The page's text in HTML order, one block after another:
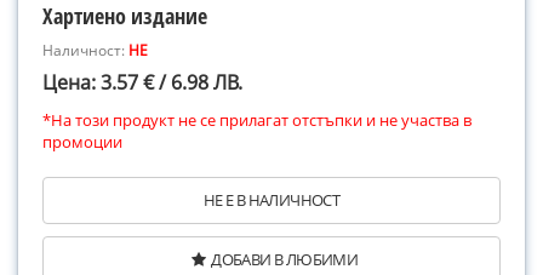
Хартиено издание
Наличност: НЕ
Цена: 3.57 € / 6.98 ЛВ.
*На този продукт не се прилагат отстъпки и не участва в
промоции
НЕ Е В НАЛИЧНОСТ
ДОБАВИ В ЛЮБИМИ